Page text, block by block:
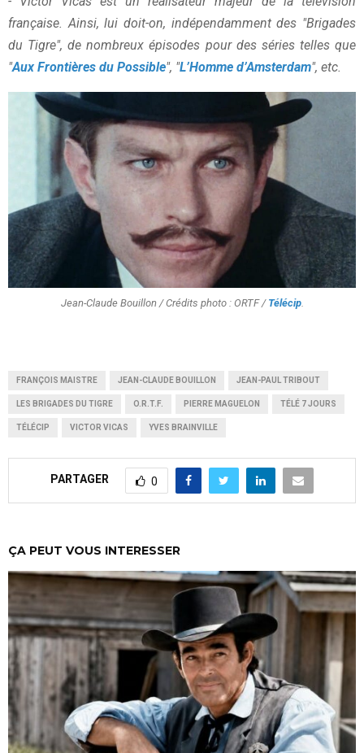
française. Ainsi, lui doit-on, indépendamment des "Brigades
du Tigre", de nombreux épisodes pour des séries telles que
"Aux Frontières du Possible", "L’Homme d’Amsterdam", etc.
Jean-Claude Bouillon / Crédits photo : ORTF / Télécip.
FRANÇOIS MAISTRE JEAN-CLAUDE BOUILLON JEAN-PAUL TRIBOUT
LES BRIGADES DU TIGRE O.R.T.F. PIERRE MAGUELON TÉLÉ 7 JOURS
TÉLÉCIP VICTOR VICAS YVES BRAINVILLE
PARTAGER 0
ÇA PEUT VOUS INTERESSER